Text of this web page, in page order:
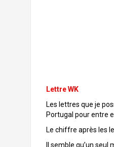
Lettre WK
Les lettres que je
Portugal pour entre
Le chiffre après les
Il semble qu’un